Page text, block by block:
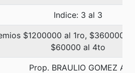
Indice: 3 al 3
$1200000 al 1ro, $360000
$60000 al 4to
Prop. BRAULIO GOMEZ A.